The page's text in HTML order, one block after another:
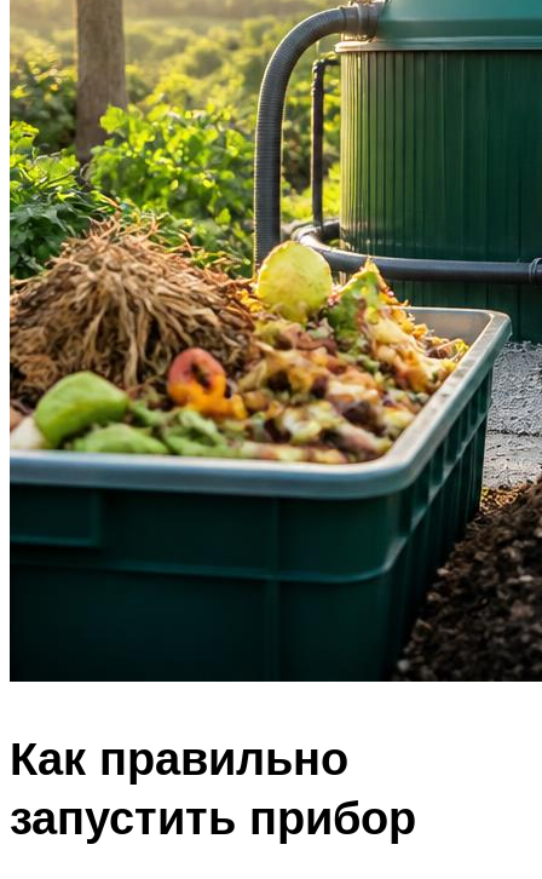
Как правильно
запустить прибор